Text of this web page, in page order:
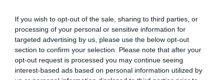
If you wish to opt-out of the sale, sharing to third parties, or
processing of your personal or sensitive information for
targeted advertising by us, please use the below opt-out
section to confirm your selection. Please note that after your
opt-out request is processed you may continue seeing
interest-based ads based on personal information utilized by
Añadir2Playbookcomo fuente preferida de Google
de forma gratuita
Mantente informado con las últimas noticias de actualidad.
ACTIVAR AHORA